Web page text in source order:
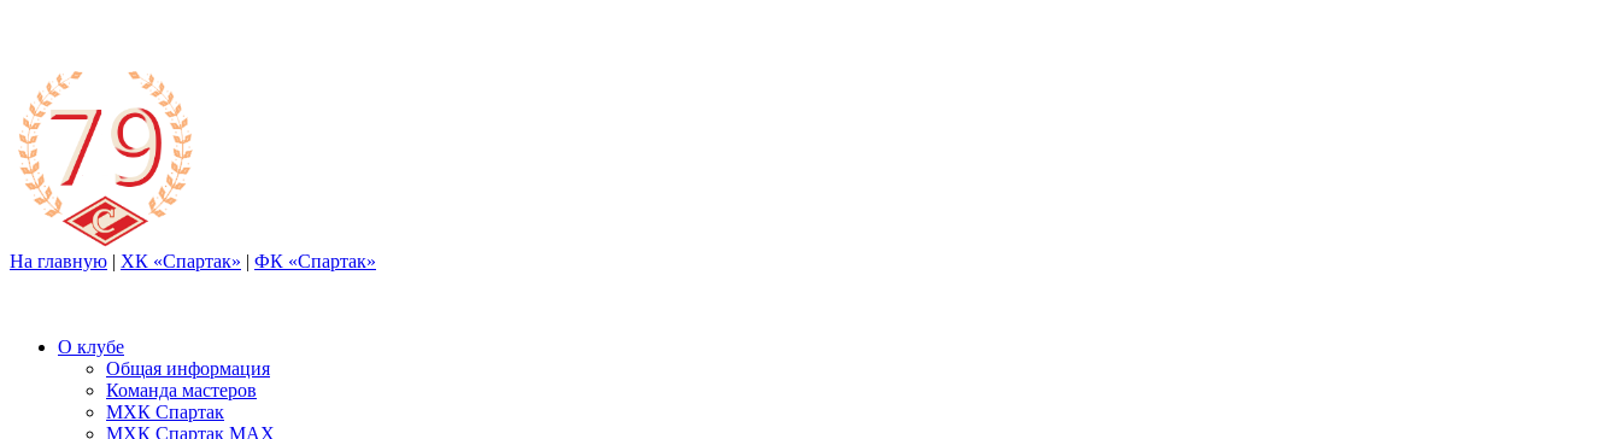
На главную | ХК «Спартак» | ФК «Спартак»
О клубе
Общая информация
Команда мастеров
МХК Спартак
МХК Спартак МАХ